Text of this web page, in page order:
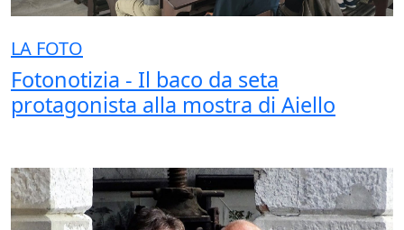
LA FOTO
Fotonotizia - Il baco da seta
protagonista alla mostra di Aiello